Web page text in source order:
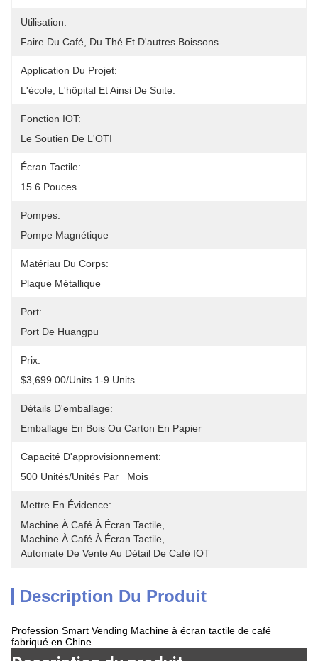
Utilisation:
Faire Du Café, Du Thé Et D'autres Boissons
Application Du Projet:
L'école, L'hôpital Et Ainsi De Suite.
Fonction IOT:
Le Soutien De L'OTI
Écran Tactile:
15.6 Pouces
Pompes:
Pompe Magnétique
Matériau Du Corps:
Plaque Métallique
Port:
Port De Huangpu
Prix:
$3,699.00/units 1-9 Units
Détails D'emballage:
Emballage En Bois Ou Carton En Papier
Capacité D'approvisionnement:
500 Unités/unités Par   Mois
Mettre En Évidence:
Machine À Café À Écran Tactile
Machine À Café À Écran Tactile
Automate De Vente Au Détail De Café IOT
Description Du Produit
Profession Smart Vending Machine à écran tactile de café
fabriqué en Chine